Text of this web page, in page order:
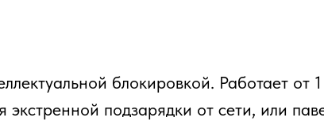
блокировкой. Работает от 1
подзарядки от сети, или